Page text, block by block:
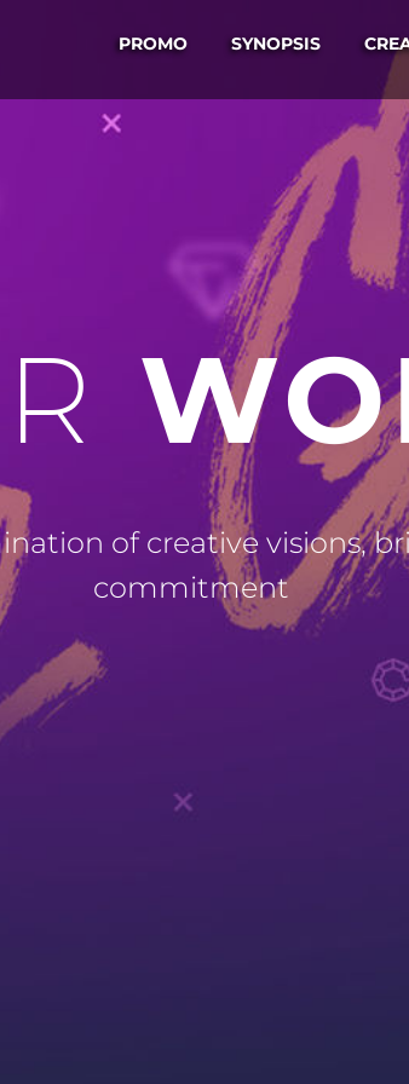
PROMO SYNOPSIS
of creative visions,
commitment